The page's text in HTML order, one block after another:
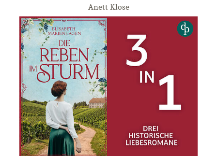
Anett Klose